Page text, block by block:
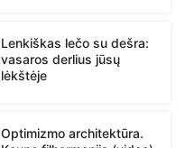
Lenkiškas lečo su dešra:
vasaros derlius jūsų
lėkštėje
Optimizmo architektūra.